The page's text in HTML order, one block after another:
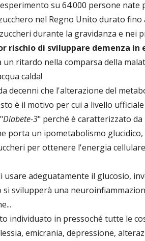
su 64.000 persone nate
nel Regno Unito durato fino
durante la gravidanza e nei
rischio di sviluppare demenza in
un ritardo nella comparsa della
calda!
decenni che l'alterazione del
è il motivo per cui a livello
Diabete-3" perché è caratterizzato da
porta un ipometabolismo glucidico,
per ottenere l'energia
adeguatamente il glucosio,
svilupperà una
individuato in pressoché tutte le
emicrania, depressione,